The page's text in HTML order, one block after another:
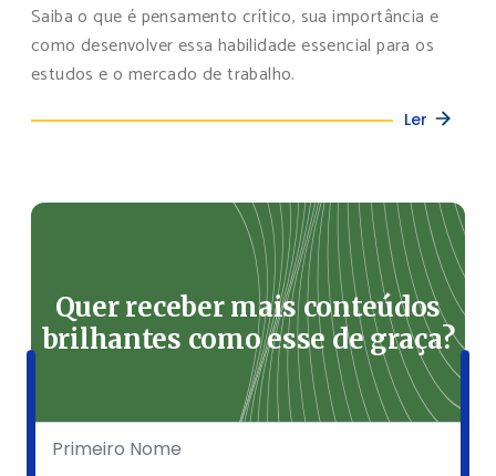
Saiba o que é pensamento crítico, sua importância e
como desenvolver essa habilidade essencial para os
estudos e o mercado de trabalho.
Ler
Quer receber mais conteúdos
brilhantes como esse de graça?